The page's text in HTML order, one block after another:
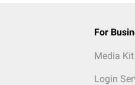
For
Media Kit
Login